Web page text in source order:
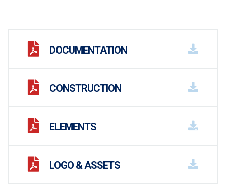
DOCUMENTATION
CONSTRUCTION
ELEMENTS
LOGO & ASSETS